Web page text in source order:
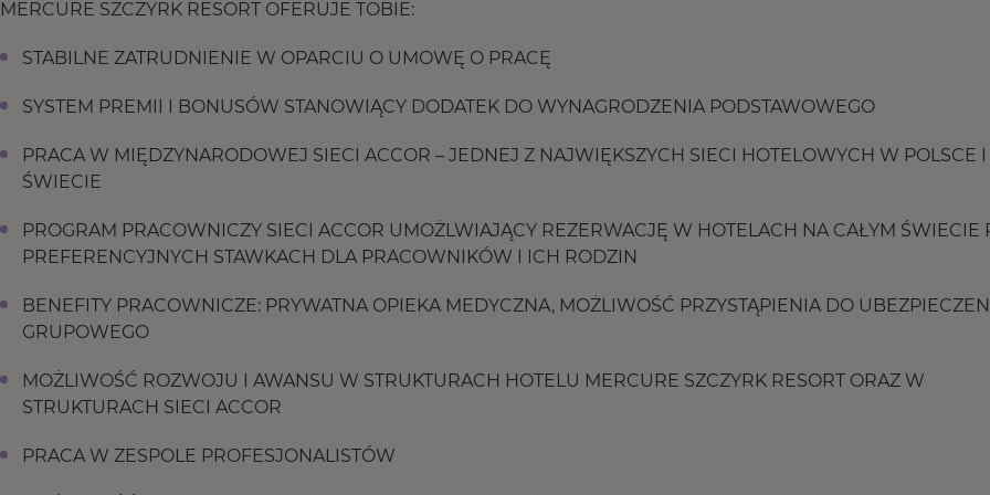
MERCURE SZCZYRK RESORT OFERUJE TOBIE:
STABILNE ZATRUDNIENIE W OPARCIU O UMOWĘ O PRACĘ
SYSTEM PREMII I BONUSÓW STANOWIĄCY DODATEK DO WYNAGRODZENIA PODSTAWOWEGO
PRACA W MIĘDZYNARODOWEJ SIECI ACCOR – JEDNEJ Z NAJWIĘKSZYCH SIECI HOTELOWYCH W POLSCE
ŚWIECIE
PROGRAM PRACOWNICZY SIECI ACCOR UMOŻLWIAJĄCY REZERWACJĘ W HOTELACH NA CAŁYM ŚWIECIE
PREFERENCYJNYCH STAWKACH DLA PRACOWNIKÓW I ICH RODZIN
BENEFITY PRACOWNICZE: PRYWATNA OPIEKA MEDYCZNA, MOŻLIWOŚĆ PRZYSTĄPIENIA DO
GRUPOWEGO
MOŻLIWOŚĆ ROZWOJU I AWANSU W STRUKTURACH HOTELU MERCURE SZCZYRK RESORT ORAZ W
STRUKTURACH SIECI ACCOR
PRACA W ZESPOLE PROFESJONALISTÓW